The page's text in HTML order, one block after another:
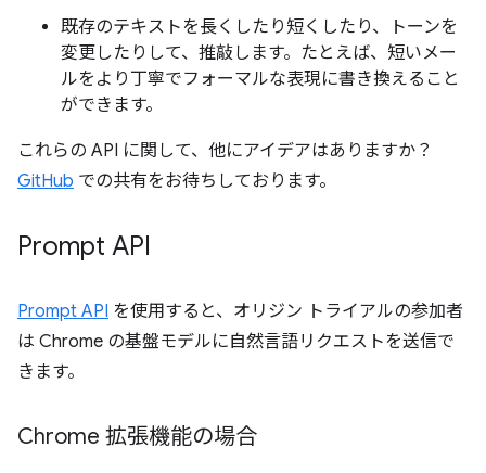
既存のテキストを長くしたり短くしたり、トーンを
変更したりして、推敲します。たとえば、短いメー
ルをより丁寧でフォーマルな表現に書き換えること
ができます。
これらの API に関して、他にアイデアはありますか？
GitHub での共有をお待ちしております。
Prompt API
Prompt API を使用すると、オリジン トライアルの参加者
は Chrome の基盤モデルに自然言語リクエストを送信で
きます。
Chrome 拡張機能の場合